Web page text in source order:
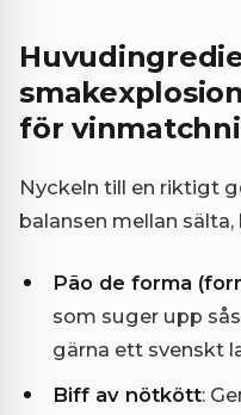
för
Nyckeln till en riktigt
balansen mellan
Pão de forma
som suger upp
gärna ett svenskt
Biff av nötkött: